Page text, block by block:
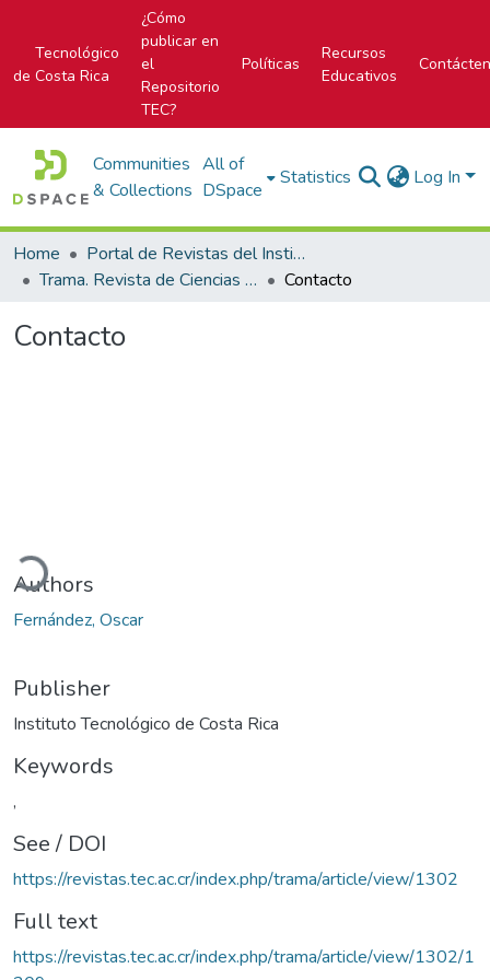
Tecnológico
de Costa Rica
¿Cómo
publicar en
el
Repositorio
TEC?
Políticas
Recursos
Educativos
Communities
& Collections
All of
DSpace
Statistics Log In
Home
Portal de Revistas del Instituto Tecnológico de Costa Rica
Trama. Revista de Ciencias Sociales y Humanidades
Contacto
Contacto
Authors
Fernández, Oscar
Publisher
Instituto Tecnológico de Costa Rica
Keywords
,
See / DOI
https://revistas.tec.ac.cr/index.php/trama/article/view/1302
Full text
https://revistas.tec.ac.cr/index.php/trama/article/view/1302/1